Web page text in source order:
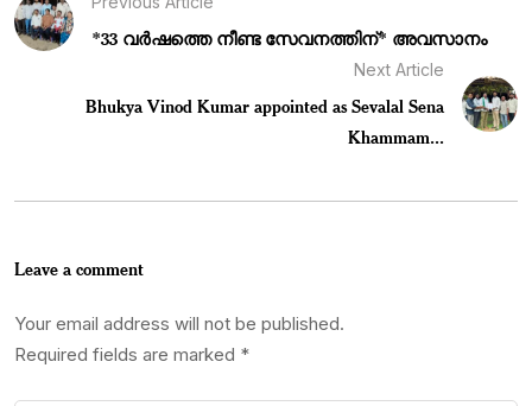
*33 വർഷത്തെ നീണ്ട സേവനത്തിന്* അവസാനം
Next Article
Bhukya Vinod Kumar appointed as Sevalal Sena
Khammam...
Leave a comment
Your email address will not be published.
Required fields are marked *